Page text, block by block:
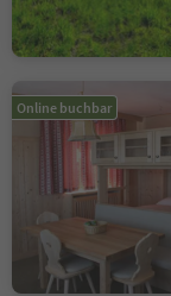
Online buchbar